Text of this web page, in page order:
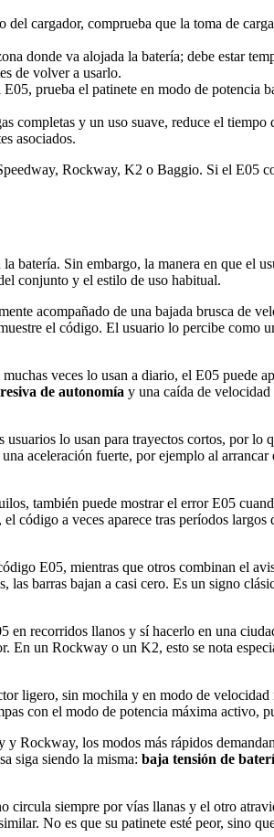
del cargador, comprueba que la toma de
donde va alojada la batería; debe estar
de volver a usarlo.
E05, prueba el patinete en modo de potencia
completas y un uso suave, reduce el
asociados.
Rockway, K2 o Baggio. Si el E05
batería. Sin embargo, la manera en que el
conjunto y el estilo de uso habitual.
acompañado de una bajada brusca de
el código. El usuario lo percibe como
veces lo usan a diario, el E05 puede
de autonomía y una caída de
lo usan para trayectos cortos, por lo
aceleración fuerte, por ejemplo al
también puede mostrar el error E05
a veces aparece tras períodos
E05, mientras que otros combinan el
barras bajan a casi cero. Es un signo
recorridos llanos y sí hacerlo en una
un Rockway o un K2, esto se nota
ligero, sin mochila y en modo de velocidad
con el modo de potencia máxima activo,
Rockway, los modos más rápidos
siga siendo la misma: baja tensión de
siempre por vías llanas y el otro
No es que su patinete esté peor, sino